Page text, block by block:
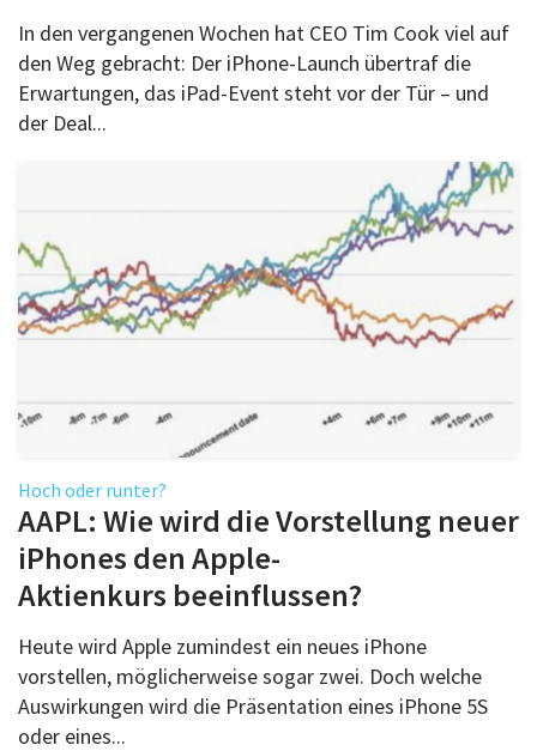
In den vergangenen Wochen hat CEO Tim Cook viel auf
den Weg gebracht: Der iPhone-Launch übertraf die
Erwartungen, das iPad-Event steht vor der Tür – und
der Deal...
Hoch oder runter?
AAPL: Wie wird die Vorstellung neuer
iPhones den Apple-
Aktienkurs beeinflussen?
Heute wird Apple zumindest ein neues iPhone
vorstellen, möglicherweise sogar zwei. Doch welche
Auswirkungen wird die Präsentation eines iPhone 5S
oder eines...